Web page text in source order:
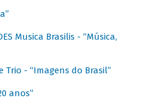
Musica Brasilis - “Música,
Trio - “Imagens do Brasil”
anos”